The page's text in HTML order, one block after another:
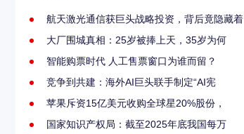
航天激光通信获巨头战略投资，背后竟隐藏着
大厂围城真相：25岁被捧上天，35岁为何
智能购票时代 人工售票窗口为谁而留？
竞争到共建：海外AI巨头联手制定“AI宪
苹果斥资15亿美元收购全球星20%股份，
国家知识产权局：截至2025年底我国每万